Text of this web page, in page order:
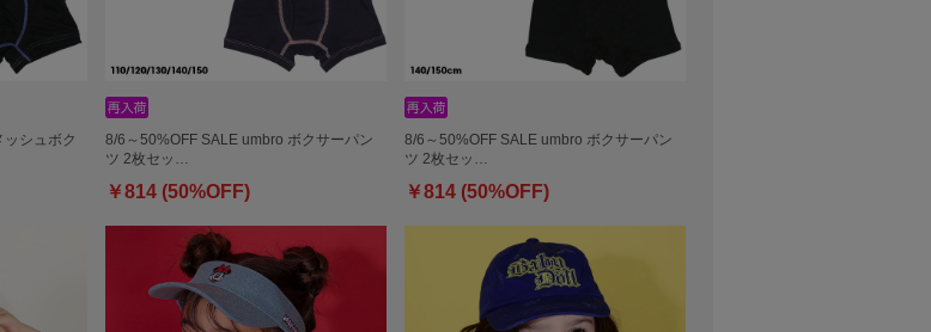
シュボク
8/6～50%OFF SALE umbro ボクサーパン
ツ 2枚セッ…
￥814 (50%OFF)
8/6～50%OFF SALE umbro ボクサーパン
ツ 2枚セッ…
￥814 (50%OFF)